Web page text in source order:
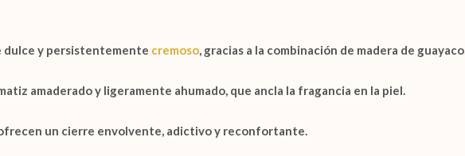
dulce y persistentemente cremoso , gracias a la combinación de madera de guayaco
amaderado y ligeramente ahumado, que ancla la fragancia en la piel.
un cierre envolvente, adictivo y reconfortante.